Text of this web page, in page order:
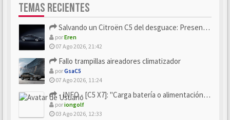
TEMAS RECIENTES
Salvando un Citroën C5 del desguace: Presentación y seguimiento
porEren
07 Ago 2026, 21:42
Fallo trampillas aireadores climatizador
porGsaC5
07 Ago 2026, 11:24
- INFO - [C5 X7]: "Carga batería o alimentación eléctri...
poriongolf
03 Ago 2026, 12:33